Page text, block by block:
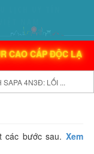
CAO CẤP ĐỘC LẠ
SAPA 4N3Đ: LỐI ...
các bước sau.Xem